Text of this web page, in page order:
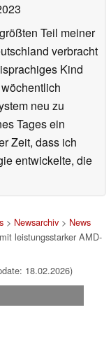
Teil meiner
verbracht
Kind
neu zu
Tages ein
Zeit, dass ich
entwickelte, die
> Newsarchiv> News
leistungsstarker AMD-
18.02.2026)